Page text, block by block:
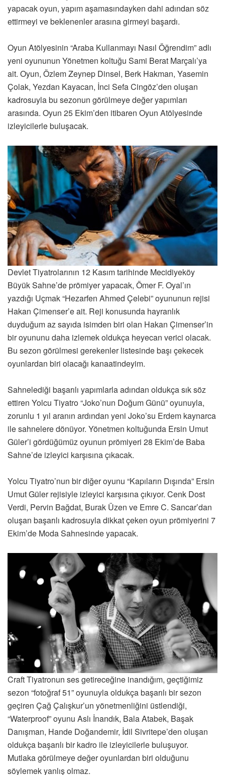
yapacak oyun, yapım aşamasındayken dahi adından söz
ettirmeyi ve beklenenler arasına girmeyi başardı.
Oyun Atölyesinin “Araba Kullanmayı Nasıl Öğrendim” adlı
yeni oyununun Yönetmen koltuğu Sami Berat Marçalı’ya
ait. Oyun, Özlem Zeynep Dinsel, Berk Hakman, Yasemin
Çolak, Yezdan Kayacan, İnci Sefa Cingöz’den oluşan
kadrosuyla bu sezonun görülmeye değer yapımları
arasında. Oyun 25 Ekim’den itibaren Oyun Atölyesinde
izleyicilerle buluşacak.
Devlet Tiyatrolarının 12 Kasım tarihinde Mecidiyeköy
Büyük Sahne’de prömiyer yapacak, Ömer F. Oyal’ın
yazdığı Uçmak “Hezarfen Ahmed Çelebi” oyununun rejisi
Hakan Çimenser’e ait. Reji konusunda hayranlık
duyduğum az sayıda isimden biri olan Hakan Çimenser’in
bir oyununu daha izlemek oldukça heyecan verici olacak.
Bu sezon görülmesi gerekenler listesinde başı çekecek
oyunlardan biri olacağı kanaatindeyim.
Sahnelediği başarılı yapımlarla adından oldukça sık söz
ettiren Yolcu Tiyatro “Joko’nun Doğum Günü” oyunuyla,
zorunlu 1 yıl aranın ardından yeni Joko’su Erdem kaynarca
ile sahnelere dönüyor. Yönetmen koltuğunda Ersin Umut
Güler’i gördüğümüz oyunun prömiyeri 28 Ekim’de Baba
Sahne’de izleyici karşısına çıkacak.
Yolcu Tiyatro’nun bir diğer oyunu “Kapıların Dışında” Ersin
Umut Güler rejisiyle izleyici karşısına çıkıyor. Cenk Dost
Verdi, Pervin Bağdat, Burak Üzen ve Emre C. Sancar’dan
oluşan başarılı kadrosuyla dikkat çeken oyun prömiyerini 7
Ekim’de Moda Sahnesinde yapacak.
Craft Tiyatronun ses getireceğine inandığım, geçtiğimiz
sezon “fotoğraf 51” oyunuyla oldukça başarılı bir sezon
geçiren Çağ Çalışkur’un yönetmenliğini üstlendiği,
“Waterproof” oyunu Aslı İnandık, Bala Atabek, Başak
Danışman, Hande Doğandemir, İdil Sivritepe’den oluşan
oldukça başarılı bir kadro ile izleyicilerle buluşuyor.
Mutlaka görülmeye değer oyunlardan biri olduğunu
söylemek yanlış olmaz.